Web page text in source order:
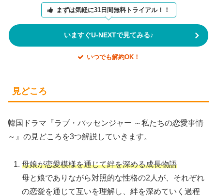
まずは気軽に31日間無料トライアル！！
いますぐU-NEXTで見てみる♪
いつでも解約OK！
見どころ
韓国ドラマ『ラブ・パッセンジャー ～私たちの恋愛事情
～』の見どころを3つ解説していきます。
母娘が恋愛模様を通じて絆を深める成長物語
母と娘でありながら対照的な性格の2人が、それぞれ
の恋愛を通じて互いを理解し、絆を深めていく過程